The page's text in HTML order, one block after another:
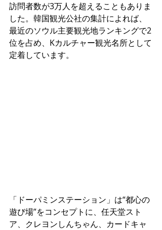
訪問者数が3万人を超えることもありま
した。韓国観光公社の集計によれば、
最近のソウル主要観光地ランキングで2
位を占め、Kカルチャー観光名所として
定着しています。
「ドーパミンステーション」は“都心の
遊び場”をコンセプトに、任天堂スト
ア、クレヨンしんちゃん、カードキャ